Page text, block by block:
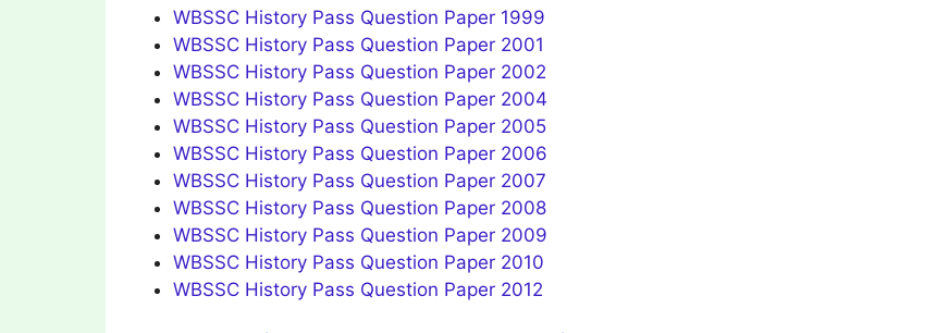
WBSSC History Pass Question Paper 1999
WBSSC History Pass Question Paper 2001
WBSSC History Pass Question Paper 2002
WBSSC History Pass Question Paper 2004
WBSSC History Pass Question Paper 2005
WBSSC History Pass Question Paper 2006
WBSSC History Pass Question Paper 2007
WBSSC History Pass Question Paper 2008
WBSSC History Pass Question Paper 2009
WBSSC History Pass Question Paper 2010
WBSSC History Pass Question Paper 2012